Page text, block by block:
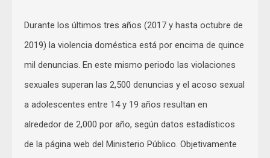
Durante los últimos tres años (2017 y hasta octubre de
2019) la violencia doméstica está por encima de quince
mil denuncias. En este mismo periodo las violaciones
sexuales superan las 2,500 denuncias y el acoso sexual
a adolescentes entre 14 y 19 años resultan en
alrededor de 2,000 por año, según datos estadísticos
de la página web del Ministerio Público. Objetivamente